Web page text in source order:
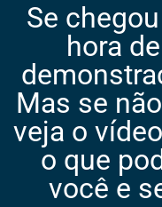
Se
hora
Mas se
veja o
o que
você e